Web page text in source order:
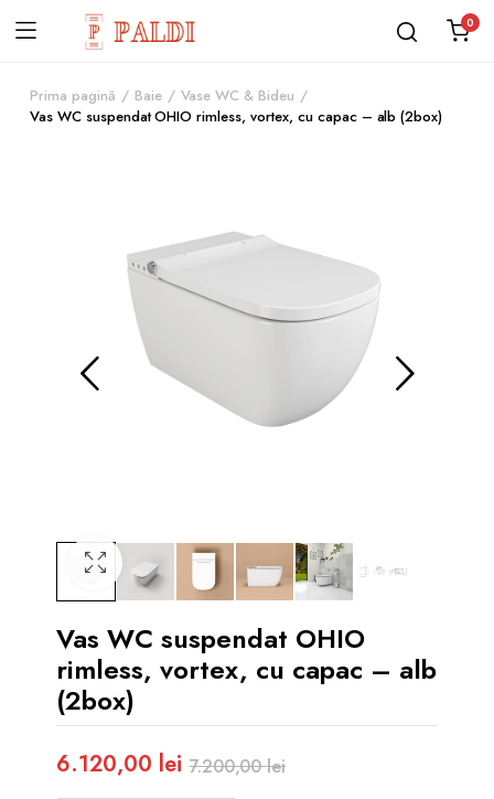
0
Prima pagină Baie
Vase WC & Bideu
Vas WC suspendat OHIO rimless, vortex, cu capac – alb (2box)
Vas WC suspendat OHIO
rimless, vortex, cu capac – alb
(2box)
7.200,00lei
6.120,00 lei